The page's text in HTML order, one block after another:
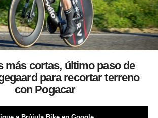
más cortas, último paso de
para recortar terreno
con Pogacar